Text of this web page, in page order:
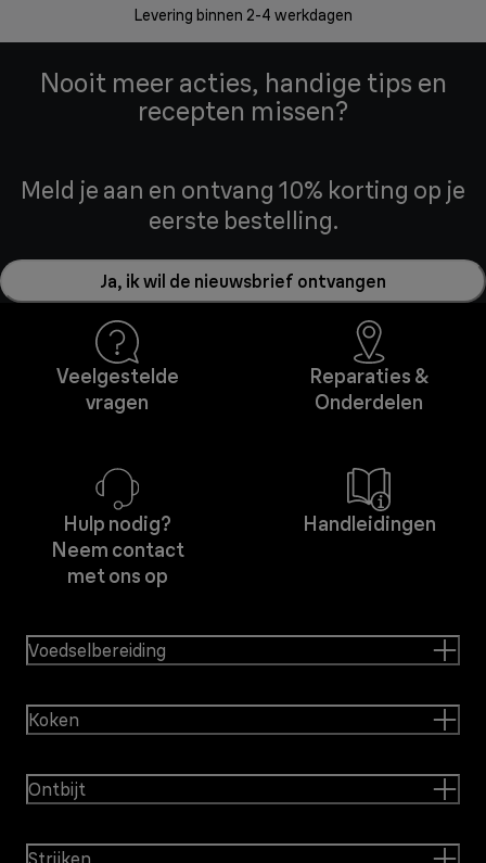
Levering binnen 2-4 werkdagen
Nooit meer acties, handige tips en
recepten missen?
Meld je aan en ontvang 10% korting op je
eerste bestelling.
Ja, ik wil de nieuwsbrief ontvangen
Veelgestelde
vragen
Reparaties &
Onderdelen
Hulp nodig?
Neem contact
met ons op
Handleidingen
Voedselbereiding
Koken
Ontbijt
Strijken